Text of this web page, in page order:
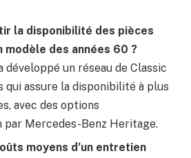
la disponibilité des pièces
modèle des années 60 ?
développé un réseau de Classic
qui assure la disponibilité à plus
avec des options
par Mercedes-Benz Heritage.
moyens d’un entretien